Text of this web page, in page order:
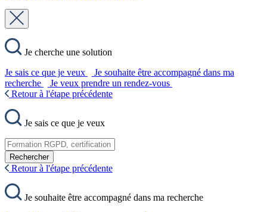
Je cherche une solution
Je sais ce que je veux
Je souhaite être accompagné dans ma
recherche
Je veux prendre un rendez-vous
Retour à l'étape précédente
Je sais ce que je veux
Rechercher
Retour à l'étape précédente
Je souhaite être accompagné dans ma recherche